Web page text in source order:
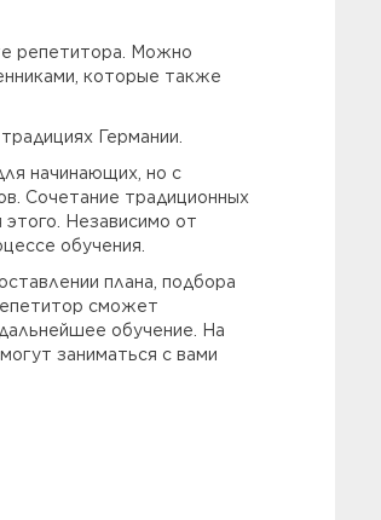
репетитора. Можно
которые также
Германии.
начинающих, но с
Сочетание традиционных
Независимо от
обучения.
плана, подбора
сможет
обучение. На
заниматься с вами